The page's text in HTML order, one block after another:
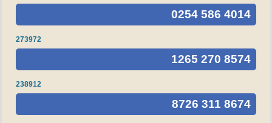
0254 586 4014
273972
1265 270 8574
238912
8726 311 8674